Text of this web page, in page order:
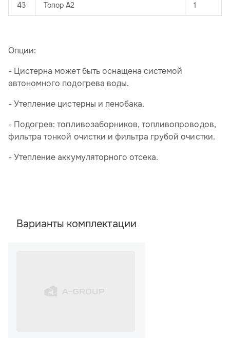
43 Топор А2 1
Опции:
- Цистерна может быть оснащена системой
автономного подогрева воды.
- Утепление цистерны и пенобака.
- Подогрев: топливозаборников, топливопроводов,
фильтра тонкой очистки и фильтра грубой очистки.
- Утепление аккумуляторного отсека.
Варианты комплектации